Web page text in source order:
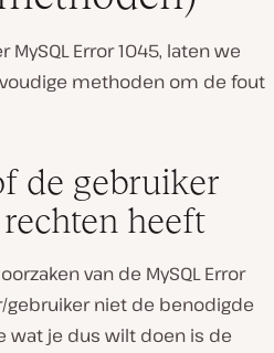
Error 1045, laten we
methoden om de fout
de gebruiker
heeft
van de MySQL Error
gebruiker niet de benodigde
wat je dus wilt doen is de